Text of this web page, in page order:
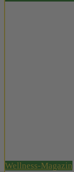
Posted
Wellness-Magazin